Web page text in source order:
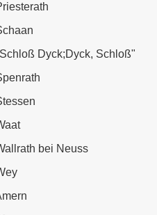
Dyck;Dyck, Schloß"
bei Neuss